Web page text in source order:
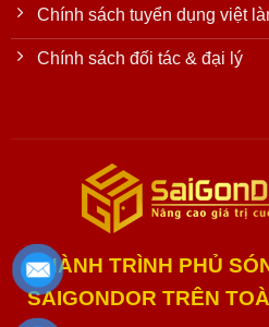
Chính sách tuyển dụng việt
Chính sách đối tác & đại lý
HÀNH TRÌNH PHỦ
SAIGONDOR TRÊN